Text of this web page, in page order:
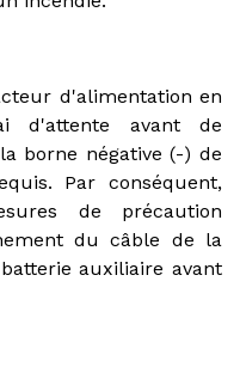
d'alimentation en
d'attente avant de
borne négative (-) de
Par conséquent,
de précaution
du câble de la
auxiliaire avant